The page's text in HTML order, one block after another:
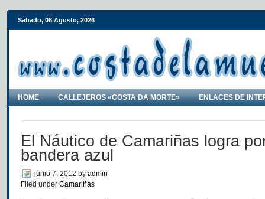
Sabado, 08 Agosto, 2026
HOME CALLEJEROS «COSTA DA MORTE» ENLACES DE
El Náutico de Camariñas logra
bandera azul
junio 7, 2012 by admin
Filed under Camariñas